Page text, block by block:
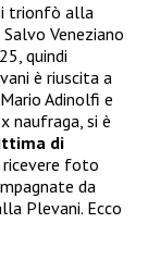
trionfò alla
Veneziano
quindi
è riuscita a
Adinolfi e
naufraga, si è
di
foto
da
Plevani. Ecco